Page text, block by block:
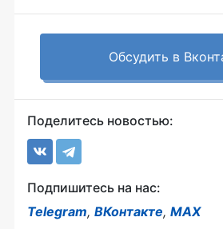
Обсудить в
Поделитесь новостью:
Подпишитесь на нас:
Telegram, ВКонтакте, MAX